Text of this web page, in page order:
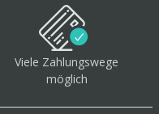
Viele Zahlungswege
möglich